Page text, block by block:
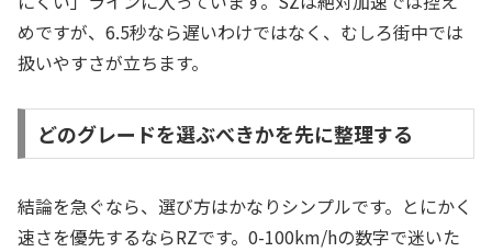
めですが、6.5秒なら遅いわけではなく、むしろ街中では
扱いやすさが立ちます。
どのグレードを選ぶべきかを先に整理する
結論を急ぐなら、選び方はかなりシンプルです。とにかく
速さを優先するならRZです。0-100km/hの数字で迷いた